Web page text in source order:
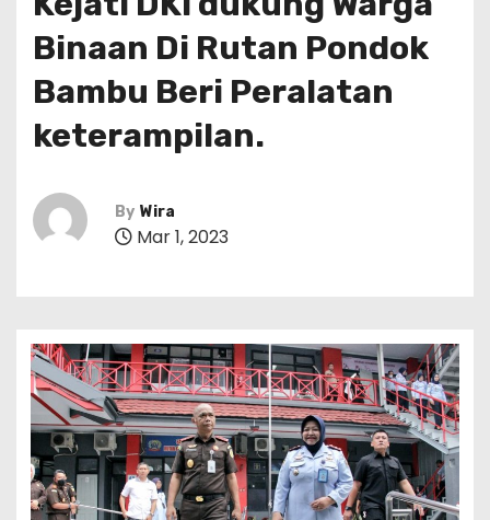
Binaan Di Rutan Pondok
Bambu Beri Peralatan
keterampilan.
By Wira
Mar 1, 2023